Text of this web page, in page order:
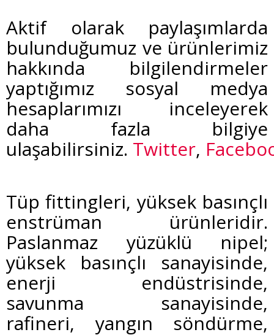
Aktif olarak paylaşımlarda
bulunduğumuz ve ürünlerimiz
hakkında bilgilendirmeler
yaptığımız sosyal medya
hesaplarımızı inceleyerek
daha fazla bilgiye
ulaşabilirsiniz. Twitter,
Tüp fittingleri, yüksek basınçlı
enstrüman ürünleridir.
Paslanmaz yüzüklü nipel;
yüksek basınçlı sanayisinde,
enerji endüstrisinde,
savunma sanayisinde,
rafineri, yangın söndürme,